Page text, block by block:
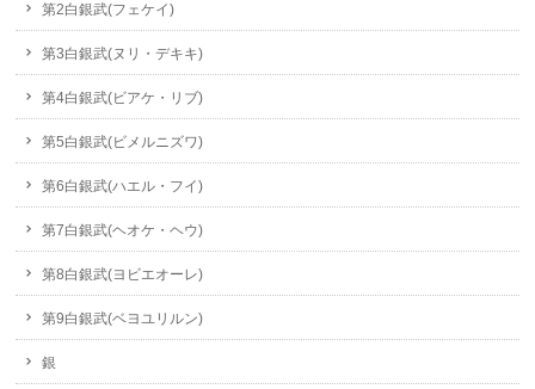
第2白銀武(フェケイ)
第3白銀武(ヌリ・デキキ)
第4白銀武(ビアケ・リブ)
第5白銀武(ビメルニズワ)
第6白銀武(ハエル・フイ)
第7白銀武(ヘオケ・ヘウ)
第8白銀武(ヨビエオーレ)
第9白銀武(ベヨユリルン)
銀